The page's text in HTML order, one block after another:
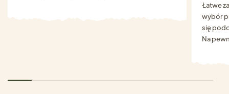
Łatwe
wybór
się
Na